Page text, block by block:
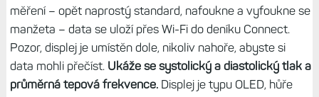
měření – opět naprostý standard, nafoukne a vyfoukne se
manžeta – data se uloží přes Wi-Fi do deníku Connect.
Pozor, displej je umístěn dole, nikoliv nahoře, abyste si
data mohli přečíst. Ukáže se systolický a diastolický tlak a
průměrná tepová frekvence.Displej je typu OLED, hůře